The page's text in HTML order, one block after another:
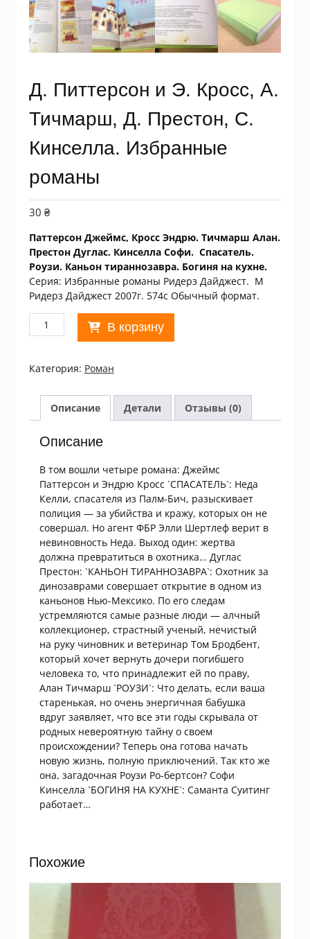
Д. Питтерсон и Э. Кросс, А.
Тичмарш, Д. Престон, С.
Кинселла. Избранные
романы
30 ₴
Паттерсон Джеймс, Кросс Эндрю. Тичмарш Алан.
Престон Дуглас. Кинселла Софи. Спасатель.
Роузи. Каньон тираннозавра. Богиня на кухне.
Серия: Избранные романы Ридерз Дайджест. М
Ридерз Дайджест 2007г. 574с Обычный формат.
Количество
товара
Питтерсон
Кросс,
А.
Тичмарш,
Престон,
Кинселла.
Избранные
романы
В корзину
Категория: Роман
Описание Детали Отзывы (0)
Описание
В том вошли четыре романа: Джеймс
Паттерсон и Эндрю Кросс `СПАСАТЕЛЬ`: Неда
Келли, спасателя из Палм-Бич, разыскивает
полиция — за убийства и кражу, которых он не
совершал. Но агент ФБР Элли Шертлеф верит в
невиновность Неда. Выход один: жертва
должна превратиться в охотника… Дуглас
Престон: `КАНЬОН ТИРАННОЗАВРА`: Охотник за
динозаврами совершает открытие в одном из
каньонов Нью-Мексико. По его следам
устремляются самые разные люди — алчный
коллекционер, страстный ученый, нечистый
на руку чиновник и ветеринар Том Бродбент,
который хочет вернуть дочери погибшего
человека то, что принадлежит ей по праву,
Алан Тичмарш `РОУЗИ`: Что делать, если ваша
старенькая, но очень энергичная бабушка
вдруг заявляет, что все эти годы скрывала от
родных невероятную тайну о своем
происхождении? Теперь она готова начать
новую жизнь, полную приключений. Так кто же
она, загадочная Роузи Ро-бертсон? Софи
Кинселла `БОГИНЯ НА КУХНЕ`: Саманта Суитинг
работает…
Похожие